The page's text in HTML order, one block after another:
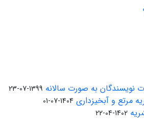
نویسندگان به صورت سالانه 1399-07-23
مرتع و آبخیزداری 1404-07-01
1402-04-22